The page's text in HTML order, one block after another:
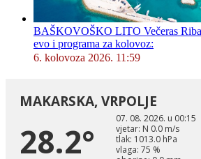
BAŠKOVOŠKO LITO Večeras
evo i programa za kolovoz:
6. kolovoza 2026. 11:59